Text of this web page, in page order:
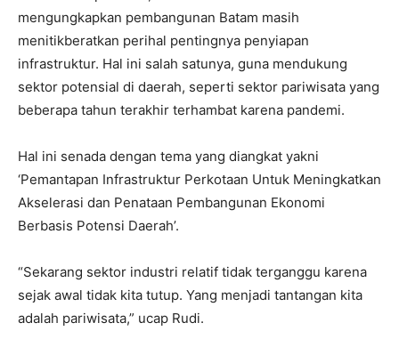
mengungkapkan pembangunan Batam masih
menitikberatkan perihal pentingnya penyiapan
infrastruktur. Hal ini salah satunya, guna mendukung
sektor potensial di daerah, seperti sektor pariwisata yang
beberapa tahun terakhir terhambat karena pandemi.
Hal ini senada dengan tema yang diangkat yakni
‘Pemantapan Infrastruktur Perkotaan Untuk Meningkatkan
Akselerasi dan Penataan Pembangunan Ekonomi
Berbasis Potensi Daerah’.
“Sekarang sektor industri relatif tidak terganggu karena
sejak awal tidak kita tutup. Yang menjadi tantangan kita
adalah pariwisata,” ucap Rudi.